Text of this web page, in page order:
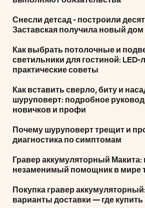
Снесли детсад - построили
Заставская получила новый дом
Как выбрать потолочные и
светильники для гостиной:
практические советы
Как вставить сверло, биту и
шуруповерт: подробное
новичков и профи
Почему шуруповерт трещит и
диагностика по симптомам
Гравер аккумуляторный Макита:
незаменимый помощник в мире
Покупка гравер
варианты доставки — где